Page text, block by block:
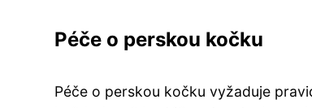
Péče o perskou kočku
Péče o perskou kočku vyžaduje